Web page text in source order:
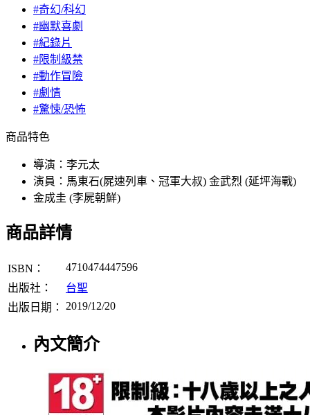
#奇幻/科幻
#幽默喜劇
#紀錄片
#限制級禁
#動作冒險
#劇情
#驚悚/恐怖
商品特色
導演：李元太
演員：馬東石(屍速列車、冠軍大叔) 金武烈 (延坪海戰)
金成圭 (李屍朝鮮)
商品詳情
ISBN：
4710474447596
出版社：
台聖
出版日期：
2019/12/20
內文簡介